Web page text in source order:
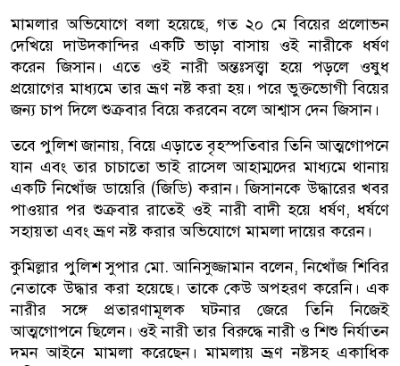
মামলার অভিযোগে বলা হয়েছে, গত ২০ মে বিয়ের প্রলোভন
দেখিয়ে দাউদকান্দির একটি ভাড়া বাসায় ওই নারীকে ধর্ষণ
করেন জিসান। এতে ওই নারী অন্তঃসত্ত্বা হয়ে পড়লে ওষুধ
প্রয়োগের মাধ্যমে তার ভ্রূণ নষ্ট করা হয়। পরে ভুক্তভোগী বিয়ের
জন্য চাপ দিলে শুক্রবার বিয়ে করবেন বলে আশ্বাস দেন জিসান।
তবে পুলিশ জানায়, বিয়ে এড়াতে বৃহস্পতিবার তিনি আত্মগোপনে
যান এবং তার চাচাতো ভাই রাসেল আহাম্মদের মাধ্যমে থানায়
একটি নিখোঁজ ডায়েরি (জিডি) করান। জিসানকে উদ্ধারের খবর
পাওয়ার পর শুক্রবার রাতেই ওই নারী বাদী হয়ে ধর্ষণ, ধর্ষণে
সহায়তা এবং ভ্রূণ নষ্ট করার অভিযোগে মামলা দায়ের করেন।
কুমিল্লার পুলিশ সুপার মো. আনিসুজ্জামান বলেন, নিখোঁজ শিবির
নেতাকে উদ্ধার করা হয়েছে। তাকে কেউ অপহরণ করেনি। এক
নারীর সঙ্গে প্রতারণামূলক ঘটনার জেরে তিনি নিজেই
আত্মগোপনে ছিলেন। ওই নারী তার বিরুদ্ধে নারী ও শিশু নির্যাতন
দমন আইনে মামলা করেছেন। মামলায় ভ্রূণ নষ্টসহ একাধিক